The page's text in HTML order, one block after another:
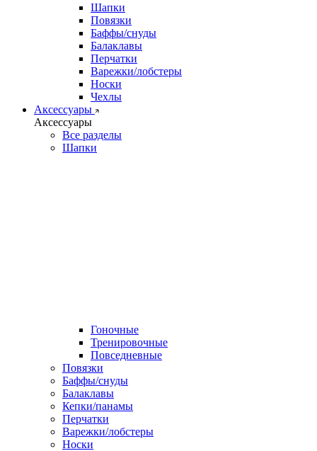
Шапки
Повязки
Баффы/снуды
Балаклавы
Перчатки
Варежки/лобстеры
Носки
Чехлы
Аксессуары
Аксессуары
Все разделы
Шапки
Гоночные
Тренировочные
Повседневные
Повязки
Баффы/снуды
Балаклавы
Кепки/панамы
Перчатки
Варежки/лобстеры
Носки